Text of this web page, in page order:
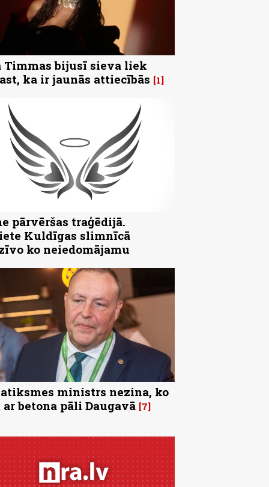
Timmas bijusī sieva liek
ka ir jaunās attiecībās 1
pārvēršas traģēdijā.
Kuldīgas slimnīcā
ko neiedomājamu
ministrs nezina, ko
betona pāli Daugavā 7